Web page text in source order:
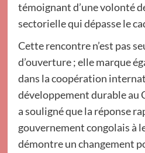
témoignant d’une volonté
sectorielle qui dépasse le
Cette rencontre n’est pas
d’ouverture ; elle marque
dans la coopération
développement durable au
a souligné que la réponse
gouvernement congolais à
démontre un changement